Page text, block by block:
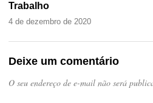
Trabalho
4 de dezembro de 2020
Deixe um comentário
O seu endereço de e-mail não será